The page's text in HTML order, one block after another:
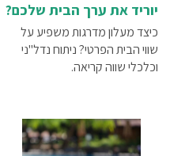
יוריד את ערך הבית שלכם?
כיצד מעלון מדרגות משפיע על
שווי הבית הפרטי? ניתוח נדל"ני
וכלכלי שווה קריאה.